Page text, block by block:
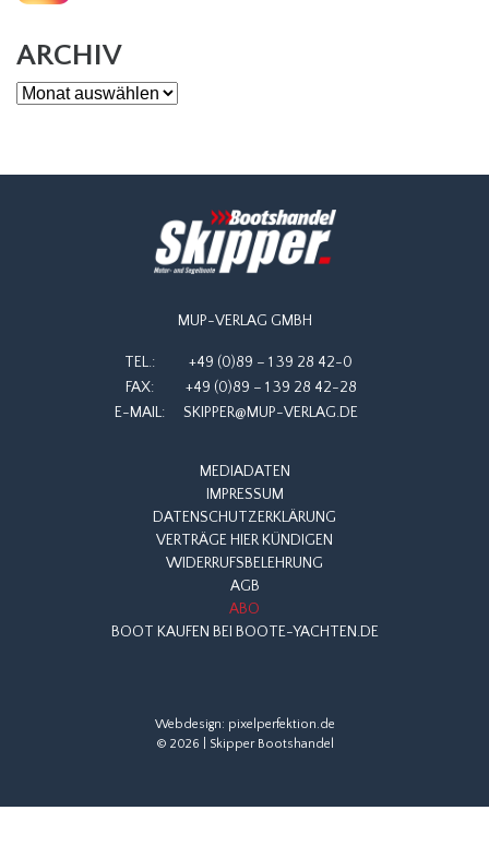
ARCHIV
Archiv
MUP-VERLAG GMBH
TEL.:
+49 (0)89 – 1 39 28 42-0
FAX:
+49 (0)89 – 1 39 28 42-28
E-MAIL:
SKIPPER@MUP-VERLAG.DE
MEDIADATEN
IMPRESSUM
DATENSCHUTZERKLÄRUNG
VERTRÄGE HIER KÜNDIGEN
WIDERRUFSBELEHRUNG
AGB
ABO
BOOT KAUFEN BEI BOOTE-YACHTEN.DE
Webdesign: pixelperfektion.de
© 2026 | Skipper Bootshandel